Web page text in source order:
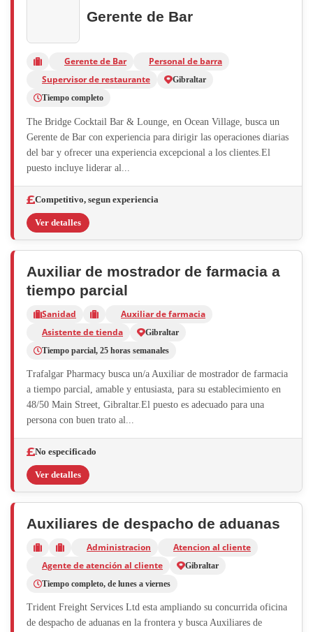
Gerente de Bar
Gerente de Bar
Personal de barra
Supervisor de restaurante
Gibraltar
Tiempo completo
The Bridge Cocktail Bar & Lounge, en Ocean Village, busca un
Gerente de Bar con experiencia para dirigir las operaciones diarias
del bar y ofrecer una experiencia excepcional a los clientes.El
puesto incluye liderar al...
Competitivo, segun experiencia
Ver detalles
Auxiliar de mostrador de farmacia a
tiempo parcial
Sanidad
Auxiliar de farmacia
Asistente de tienda
Gibraltar
Tiempo parcial, 25 horas semanales
Trafalgar Pharmacy busca un/a Auxiliar de mostrador de farmacia
a tiempo parcial, amable y entusiasta, para su establecimiento en
48/50 Main Street, Gibraltar.El puesto es adecuado para una
persona con buen trato al...
No especificado
Ver detalles
Auxiliares de despacho de aduanas
Administracion
Atencion al cliente
Agente de atención al cliente
Gibraltar
Tiempo completo, de lunes a viernes
Trident Freight Services Ltd esta ampliando su concurrida oficina
de despacho de aduanas en la frontera y busca Auxiliares de